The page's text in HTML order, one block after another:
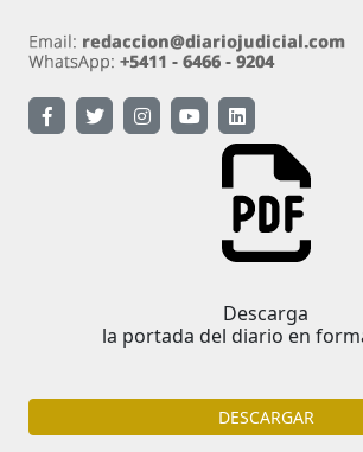
Descarga
la portada del diario en
DESCARGAR